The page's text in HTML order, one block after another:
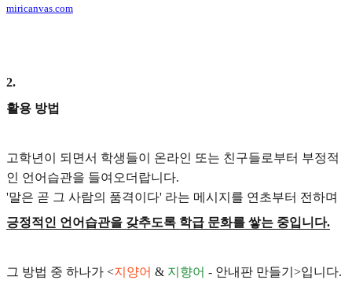
miricanvas.com
2.
활용 방법
고학년이 되면서 학생들이 온라인 또는 친구들로부터 부정적
인 언어습관을 들여오더랍니다.
'말은 곧 그 사람의 품격이다' 라는 메시지를 연초부터 전하며
긍정적인 언어습관을 갖추도록 학급 문화를 쌓는 중입니다.
그 방법 중 하나가 <지양어 & 지향어 - 안내판 만들기>입니다.